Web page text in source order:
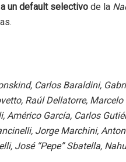
un default selectivo de la
Carlos Baraldini,
Raúl Dellatorre,
Américo García, Carlos
Jorge Marchini,
José “Pepe” Sbatella,